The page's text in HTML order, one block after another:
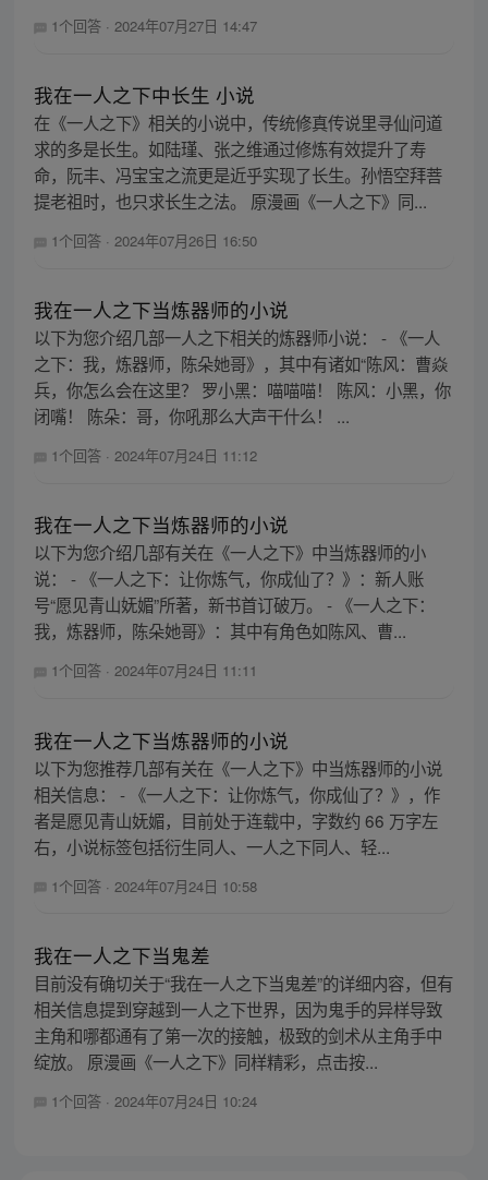
1个回答 · 2024年07月27日 14:47
我在一人之下中长生 小说
在《一人之下》相关的小说中，传统修真传说里寻仙问道
求的多是长生。如陆瑾、张之维通过修炼有效提升了寿
命，阮丰、冯宝宝之流更是近乎实现了长生。孙悟空拜菩
提老祖时，也只求长生之法。 原漫画《一人之下》同...
1个回答 · 2024年07月26日 16:50
我在一人之下当炼器师的小说
以下为您介绍几部一人之下相关的炼器师小说： - 《一人
之下：我，炼器师，陈朵她哥》，其中有诸如“陈风：曹焱
兵，你怎么会在这里？ 罗小黑：喵喵喵！ 陈风：小黑，你
闭嘴！ 陈朵：哥，你吼那么大声干什么！ ...
1个回答 · 2024年07月24日 11:12
我在一人之下当炼器师的小说
以下为您介绍几部有关在《一人之下》中当炼器师的小
说： - 《一人之下：让你炼气，你成仙了？》：新人账
号“愿见青山妩媚”所著，新书首订破万。 - 《一人之下：
我，炼器师，陈朵她哥》：其中有角色如陈风、曹...
1个回答 · 2024年07月24日 11:11
我在一人之下当炼器师的小说
以下为您推荐几部有关在《一人之下》中当炼器师的小说
相关信息： - 《一人之下：让你炼气，你成仙了？》，作
者是愿见青山妩媚，目前处于连载中，字数约 66 万字左
右，小说标签包括衍生同人、一人之下同人、轻...
1个回答 · 2024年07月24日 10:58
我在一人之下当鬼差
目前没有确切关于“我在一人之下当鬼差”的详细内容，但有
相关信息提到穿越到一人之下世界，因为鬼手的异样导致
主角和哪都通有了第一次的接触，极致的剑术从主角手中
绽放。 原漫画《一人之下》同样精彩，点击按...
1个回答 · 2024年07月24日 10:24